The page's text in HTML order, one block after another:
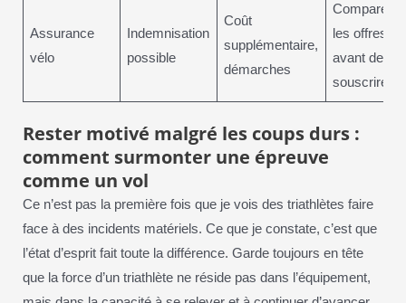
Assurance
vélo
Indemnisation
possible
Coût
supplémentaire,
démarches
Comparer
les offres
avant de
souscrire
Rester motivé malgré les coups durs :
comment surmonter une épreuve
comme un vol
Ce n’est pas la première fois que je vois des triathlètes faire
face à des incidents matériels. Ce que je constate, c’est que
l’état d’esprit fait toute la différence. Garde toujours en tête
que la force d’un triathlète ne réside pas dans l’équipement,